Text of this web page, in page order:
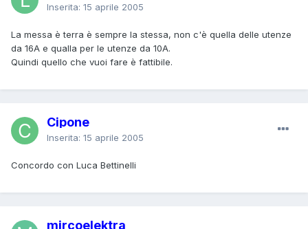
Inserita: 15 aprile 2005
La messa è terra è sempre la stessa, non c'è quella delle utenze
da 16A e qualla per le utenze da 10A.
Quindi quello che vuoi fare è fattibile.
Cipone
Inserita: 15 aprile 2005
Concordo con Luca Bettinelli
mircoelektra